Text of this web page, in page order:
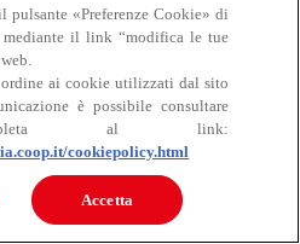
«Preferenze Cookie» di
il link “modifica le tue
ai cookie utilizzati dal sito
è possibile consultare
al link:
cookiepolicy.html
Accetta